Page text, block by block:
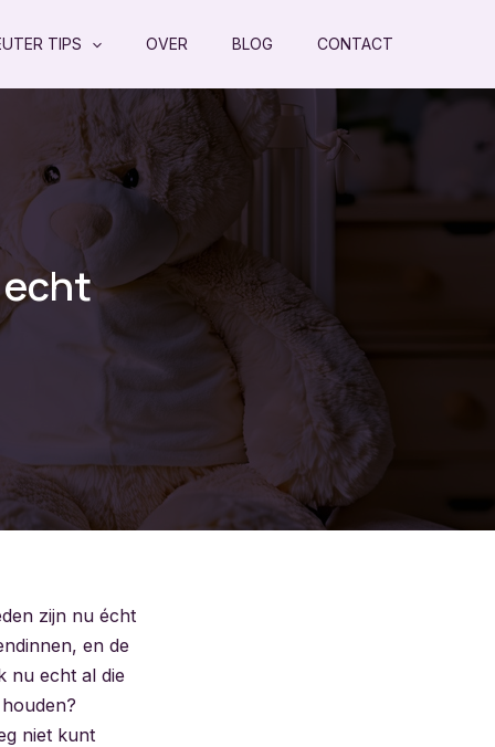
TIPS OVER BLOG CONTACT
echt
zijn nu écht
en de
nu echt al die
niet kunt